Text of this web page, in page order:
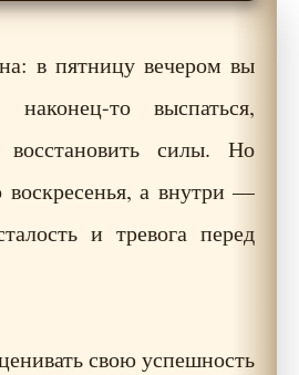
в пятницу вечером вы
наконец-то выспаться,
восстановить силы. Но
воскресенья, а внутри —
и тревога перед
свою успешность